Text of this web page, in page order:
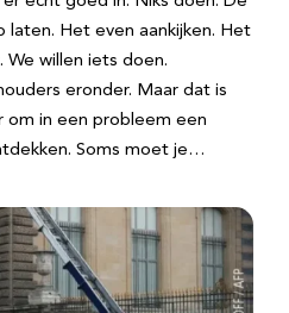
laten. Het even aankijken. Het
We willen iets doen.
eronder. Maar dat is
in een probleem een
Soms moet je…